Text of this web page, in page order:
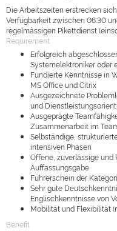
Die Arbeitszeiten erstrecken
Verfügbarkeit zwischen 06.30
regelmässigen Pikettdienst
Requirement
Erfolgreich
Systemelektroniker oder
Fundierte Kenntnisse in
MS Office und Citrix
Ausgezeichnete
und
Ausgeprägte
Zusammenarbeit im
Selbständige,
intensiven Phasen
Offene, zuverlässige
Auffassungsgabe
Führerschein der
Sehr gute
Englischkenntnisse von
Mobilität und Flexibilität
Benefit